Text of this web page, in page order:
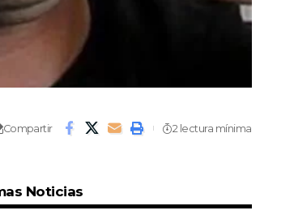
Compartir 2 lectura mínima
Noticias